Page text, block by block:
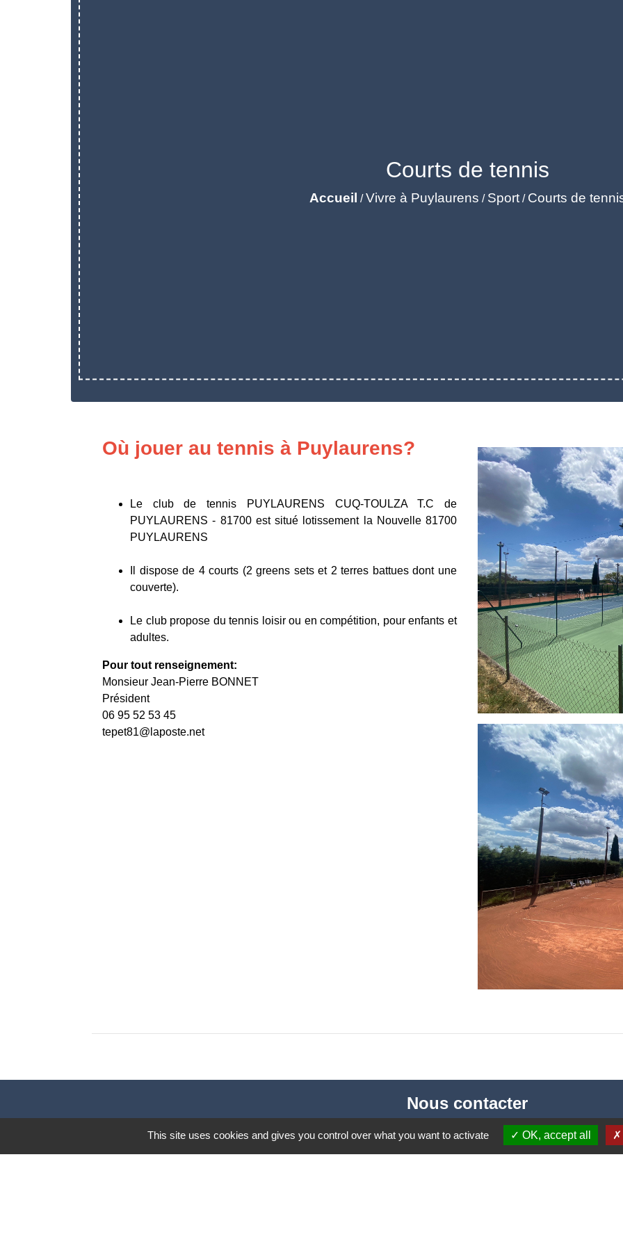
Courts de tennis
Accueil /Vivre à Puylaurens / Sport/ Courts de
Où jouer au tennis à Puylaurens?
Le club de tennis PUYLAURENS CUQ-TOULZA T.C de
PUYLAURENS - 81700 est situé lotissement la Nouvelle 81700
PUYLAURENS
​​​​​​​Il dispose de 4 courts (2 greens sets et 2 terres battues dont une
couverte).
Le club propose du tennis loisir ou en compétition, pour enfants et
adultes.
Pour tout renseignement:
Monsieur Jean-Pierre BONNET
Président
06 95 52 53 45
tepet81@laposte.net
Nous contacter
Commune de Puylaurens
1 rue de la Mairie
This site uses cookies and gives you control over what you want to activate OK, accept all